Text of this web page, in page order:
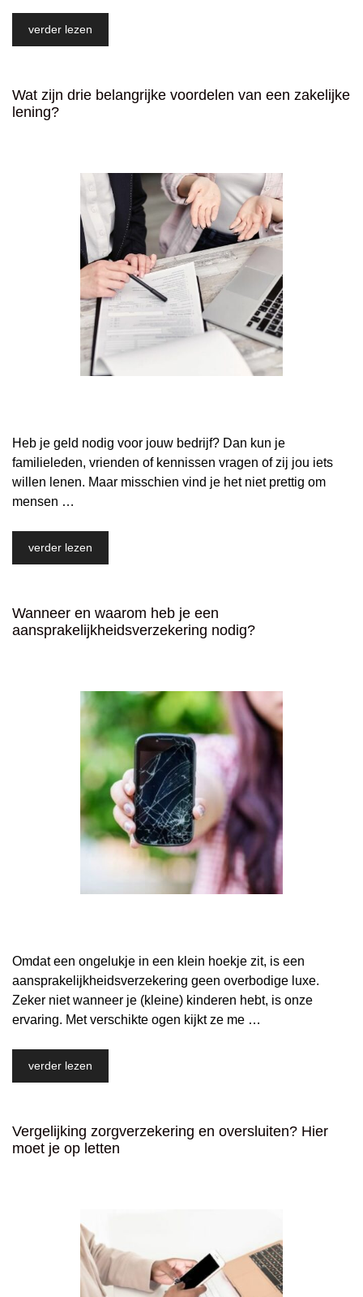
verder lezen
Wat zijn drie belangrijke voordelen van een zakelijke
lening?
Heb je geld nodig voor jouw bedrijf? Dan kun je
familieleden, vrienden of kennissen vragen of zij jou iets
willen lenen. Maar misschien vind je het niet prettig om
mensen …
verder lezen
Wanneer en waarom heb je een
aansprakelijkheidsverzekering nodig?
Omdat een ongelukje in een klein hoekje zit, is een
aansprakelijkheidsverzekering geen overbodige luxe.
Zeker niet wanneer je (kleine) kinderen hebt, is onze
ervaring. Met verschikte ogen kijkt ze me …
verder lezen
Vergelijking zorgverzekering en oversluiten? Hier
moet je op letten